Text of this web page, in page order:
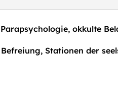
okkulte
Stationen der